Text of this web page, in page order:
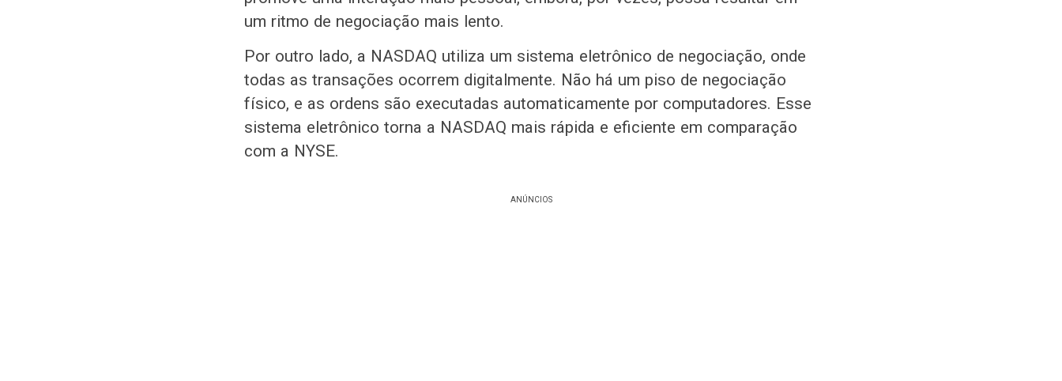
um ritmo de negociação mais lento.
Por outro lado, a NASDAQ utiliza um sistema eletrônico de negociação, onde
todas as transações ocorrem digitalmente. Não há um piso de negociação
físico, e as ordens são executadas automaticamente por computadores. Esse
sistema eletrônico torna a NASDAQ mais rápida e eficiente em comparação
com a NYSE.
ANÚNCIOS